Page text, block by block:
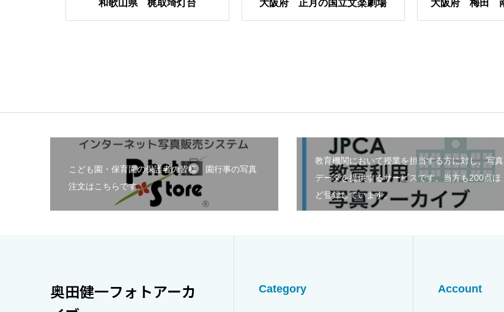
大阪府 今宮戎神社 十日戎の
福笹授与
和歌山県 梶取埼灯台 大阪府 十日戎の縁起物
こども園・保育園の保護者の皆様 園行事の写真
注文はこちらです。
教育機関において授業を担当する方に対し、写真
データを提供するサービスです。当方も200点ほ
ど登録しています。
奥田健一フォトアーカ
Category Account